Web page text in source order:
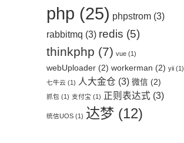
php (25) phpstrom (3)
rabbitmq (3) redis (5)
thinkphp (7) vue (1)
webUploader (2) workerman (2) yii (1)
七牛云 (1) 人大金仓 (3) 微信 (2)
抓包 (1) 支付宝 (1) 正则表达式 (3)
统信UOS (1) 达梦 (12)